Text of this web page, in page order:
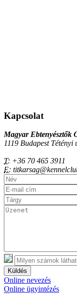
Kapcsolat
Magyar Ebtenyésztők
1119 Budapest Tétényi
T: +36 70 465 3911
E:
Küldés
Online nevezés
Online ügyintézés